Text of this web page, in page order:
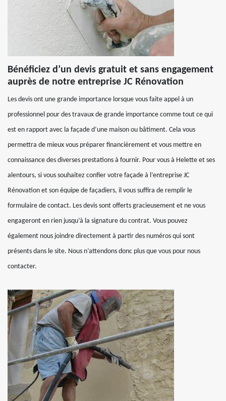
Bénéficiez d’un devis gratuit et sans engagement
auprès de notre entreprise JC Rénovation
Les devis ont une grande importance lorsque vous faite appel à un
professionnel pour des travaux de grande importance comme tout ce qui
est en rapport avec la façade d’une maison ou bâtiment. Cela vous
permettra de mieux vous préparer financièrement et vous mettre en
connaissance des diverses prestations à fournir. Pour vous à Helette et ses
alentours, si vous souhaitez confier votre façade à l’entreprise JC
Rénovation et son équipe de façadiers, il vous suffira de remplir le
formulaire de contact. Les devis sont offerts gracieusement et ne vous
engageront en rien jusqu’à la signature du contrat. Vous pouvez
également nous joindre directement à partir des numéros qui sont
présents dans le site. Nous n’attendons donc plus que vous pour nous
contacter.